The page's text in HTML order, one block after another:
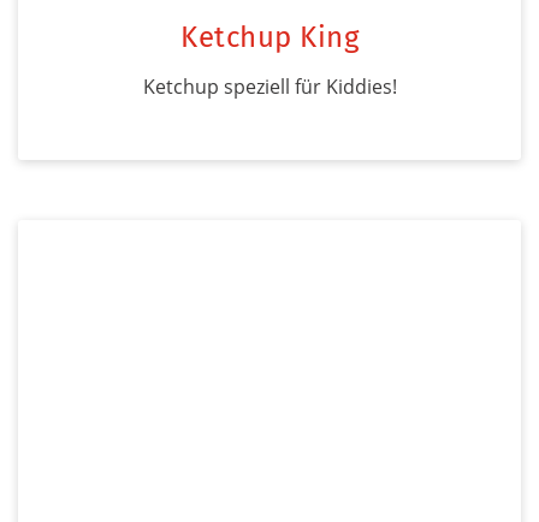
Ketchup King
Ketchup speziell für Kiddies!